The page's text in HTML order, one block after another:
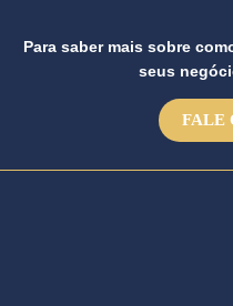
Para saber mais sobre
seus
FALE